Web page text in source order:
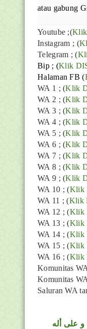
atau gabung
Youtube ;(
Instagram ; (
Telegram ;(
Bip ; (Klik
Halaman FB(
WA 1 ; (Klik
WA 2 ; (Klik
WA 3 ; (Klik
WA 4 ; (Klik
WA 5 ; (Klik
WA 6 ; (Klik
WA 7 ; (Klik
WA 8 ; (Klik
WA 9 ; (Klik
WA 10 ; (Klik
WA 11 ; (Klik
WA 12 ; (Klik
WA 13 ; (Klik
WA 14 ; (Klik
WA 15 ; (Klik
WA 16 ; (Klik
Komunitas
Komunitas
Saluran WA
على أله